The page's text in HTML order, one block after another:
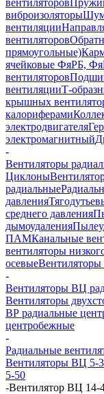
виброизоляторы
вентиляции
вентиляторов
прямоугольные)
ячейковые ФяРБ,
вентиляторов
вентиляцииТ-
крышных
калориферами
электродвигателя
электромагнитный
-
Вентиляторы
Циклоны
радиальные
давления
среднего давления
дымоудаления
ПАМКанальные
вентиляторы
осевые
-
Вентиляторы ВЦ
Вентиляторы
ВР радиальные
центробежные
-
Радиальные
Вентиляторы ВЦ 5-
5-50
-Вентилятор ВЦ 14-